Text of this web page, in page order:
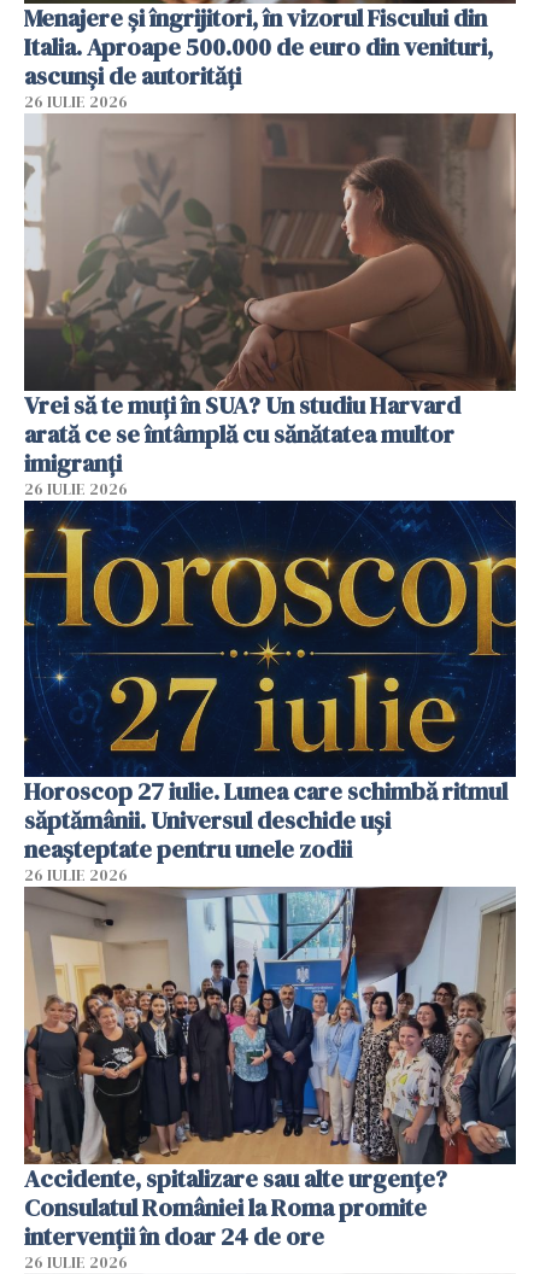
Menajere și îngrijitori, în vizorul Fiscului din
Italia. Aproape 500.000 de euro din venituri,
ascunși de autorități
26 IULIE 2026
Vrei să te muți în SUA? Un studiu Harvard
arată ce se întâmplă cu sănătatea multor
imigranți
26 IULIE 2026
Horoscop 27 iulie. Lunea care schimbă ritmul
săptămânii. Universul deschide uși
neașteptate pentru unele zodii
26 IULIE 2026
Accidente, spitalizare sau alte urgențe?
Consulatul României la Roma promite
intervenții în doar 24 de ore
26 IULIE 2026